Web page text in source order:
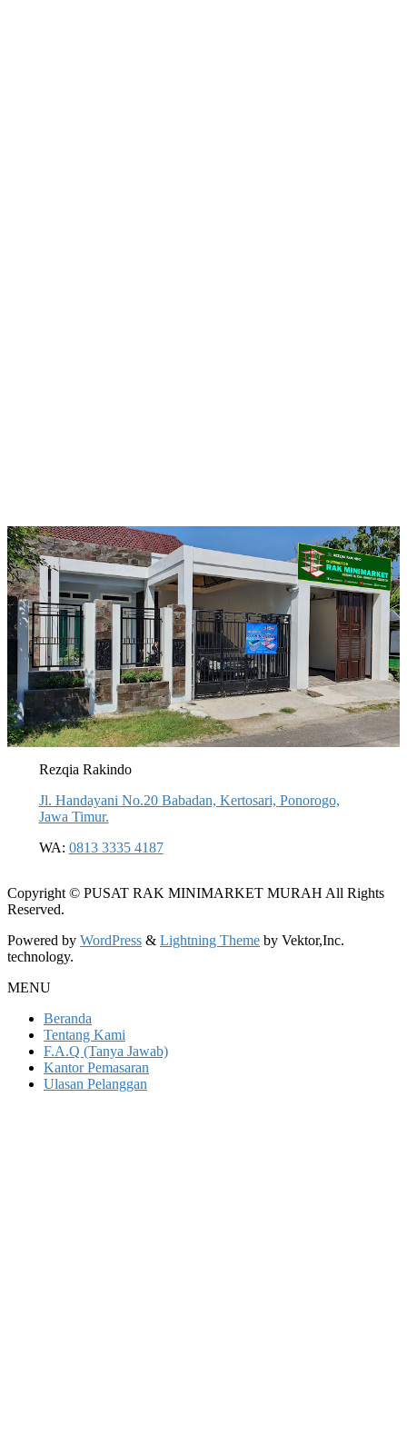
Rezqia Rakindo
Jl. Handayani No.20 Babadan, Kertosari, Ponorogo,
Jawa Timur.
WA: 0813 3335 4187
Copyright © PUSAT RAK MINIMARKET MURAH All Rights
Reserved.
Powered by WordPress & Lightning Theme by Vektor,Inc.
technology.
MENU
Beranda
Tentang Kami
F.A.Q (Tanya Jawab)
Kantor Pemasaran
Ulasan Pelanggan